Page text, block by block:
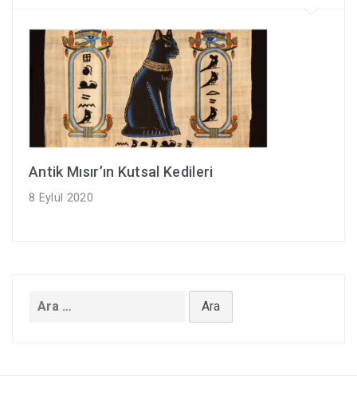
Antik Mısır’ın Kutsal Kedileri
8 Eylül 2020
Arama: